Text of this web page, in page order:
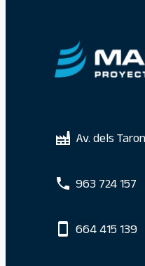
Av. dels
963 724 157
664 415 139